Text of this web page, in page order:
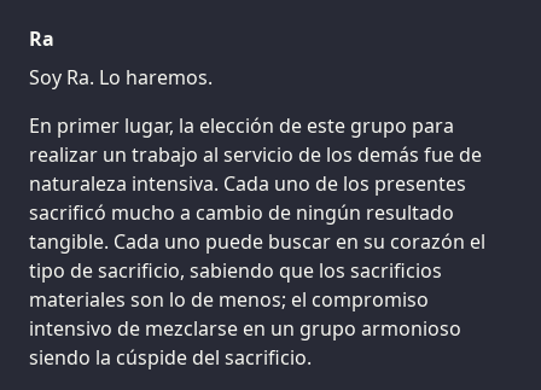
Ra
Soy Ra. Lo haremos.
En primer lugar, la elección de este grupo para
realizar un trabajo al servicio de los demás fue de
naturaleza intensiva. Cada uno de los presentes
sacrificó mucho a cambio de ningún resultado
tangible. Cada uno puede buscar en su corazón el
tipo de sacrificio, sabiendo que los sacrificios
materiales son lo de menos; el compromiso
intensivo de mezclarse en un grupo armonioso
siendo la cúspide del sacrificio.